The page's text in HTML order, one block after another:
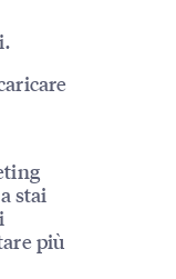
stai
più